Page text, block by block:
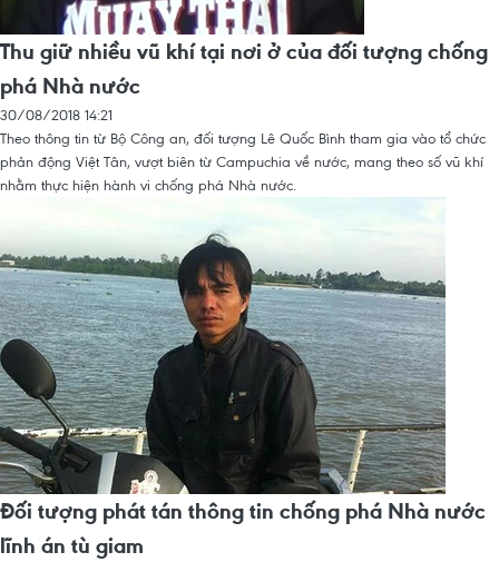
Thu giữ nhiều vũ khí tại nơi ở của đối tượng chống
phá Nhà nước
30/08/2018 14:21
Theo thông tin từ Bộ Công an, đối tượng Lê Quốc Bình tham gia vào tổ chức
phản động Việt Tân, vượt biên từ Campuchia về nước, mang theo số vũ khí
nhằm thực hiện hành vi chống phá Nhà nước.
Đối tượng phát tán thông tin chống phá Nhà nước
lĩnh án tù giam